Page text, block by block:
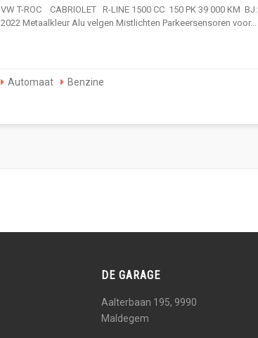
VW T-ROC CABRIOLET R-LINE 1500 CC 150 PK 39 000 KM BJ:
2022 Metaalkleur Alu velgen Mistlichten Parkeersensoren voor...
Automaat Benzine
DE GARAGE
Aalterbaan 195, 9990
Maldegem